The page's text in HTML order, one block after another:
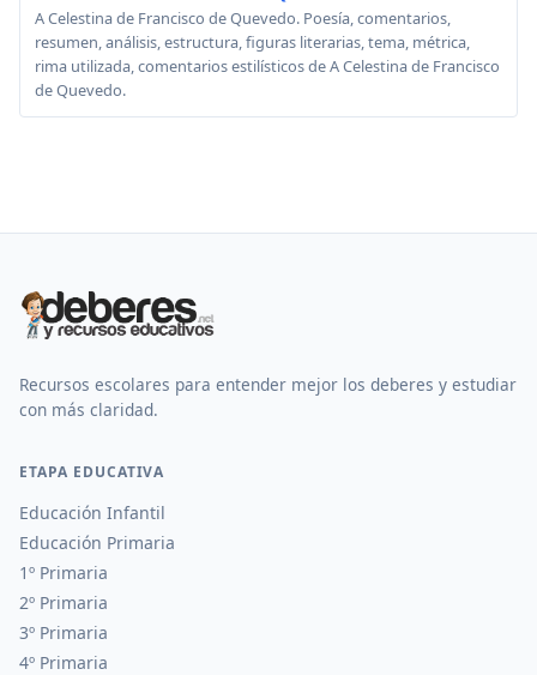
A Celestina de Francisco de Quevedo. Poesía, comentarios,
resumen, análisis, estructura, figuras literarias, tema, métrica,
rima utilizada, comentarios estilísticos de A Celestina de Francisco
de Quevedo.
Recursos escolares para entender mejor los deberes y estudiar
con más claridad.
ETAPA EDUCATIVA
Educación Infantil
Educación Primaria
1º Primaria
2º Primaria
3º Primaria
4º Primaria